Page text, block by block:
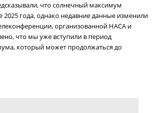
что солнечный максимум
2025 года, однако недавние данные изменили
организованной НАСА и
что мы уже вступили в период
который может продолжаться до